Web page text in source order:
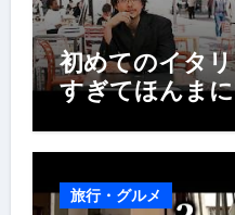
初めてのイタ
すぎてほんま
旅行・グルメ